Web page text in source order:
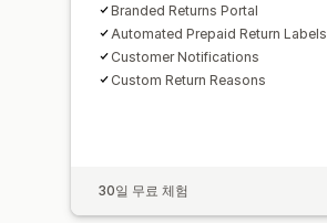
Branded Returns Portal
Automated Prepaid Return Labels
Customer Notifications
Custom Return Reasons
30일 무료 체험